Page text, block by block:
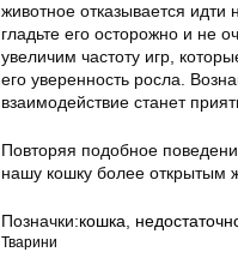
животное отказывается идти
гладьте его осторожно и не
увеличим частоту игр,
его уверенность росла.
взаимодействие станет
Повторяя подобное
нашу кошку более открытым
Позначки:кошка
Тварини